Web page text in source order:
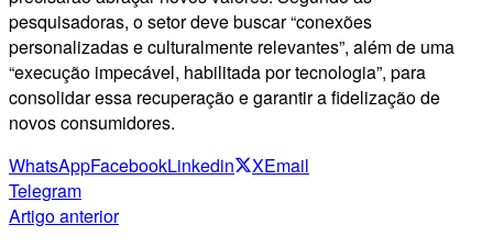
pesquisadoras, o setor deve buscar “conexões
personalizadas e culturalmente relevantes”, além de uma
“execução impecável, habilitada por tecnologia”, para
consolidar essa recuperação e garantir a fidelização de
novos consumidores.
WhatsAppFacebookLinkedin XEmail
Telegram
Artigo anterior